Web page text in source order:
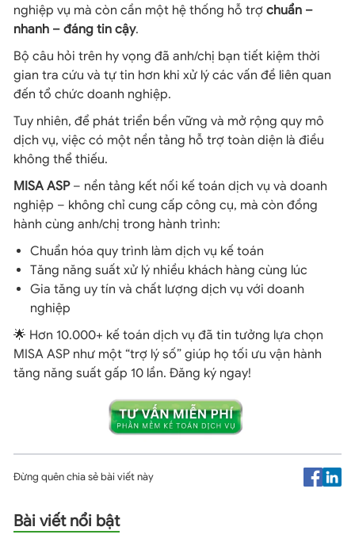
nghiệp vụ mà còn cần một hệ thống hỗ trợ chuẩn –
nhanh – đáng tin cậy.
Bộ câu hỏi trên hy vọng đã anh/chị bạn tiết kiệm thời
gian tra cứu và tự tin hơn khi xử lý các vấn đề liên quan
đến tổ chức doanh nghiệp.
Tuy nhiên, để phát triển bền vững và mở rộng quy mô
dịch vụ, việc có một nền tảng hỗ trợ toàn diện là điều
không thể thiếu.
MISA ASP– nền tảng kết nối kế toán dịch vụ và doanh
nghiệp – không chỉ cung cấp công cụ, mà còn đồng
hành cùng anh/chị trong hành trình:
Chuẩn hóa quy trình làm dịch vụ kế toán
Tăng năng suất xử lý nhiều khách hàng cùng lúc
Gia tăng uy tín và chất lượng dịch vụ với doanh
nghiệp
🌟 Hơn 10.000+ kế toán dịch vụ đã tin tưởng lựa chọn
MISA ASP như một “trợ lý số” giúp họ tối ưu vận hành
tăng năng suất gấp 10 lần. Đăng ký ngay!
Đừng quên chia sẻ bài viết này
Bài viết nổi bật